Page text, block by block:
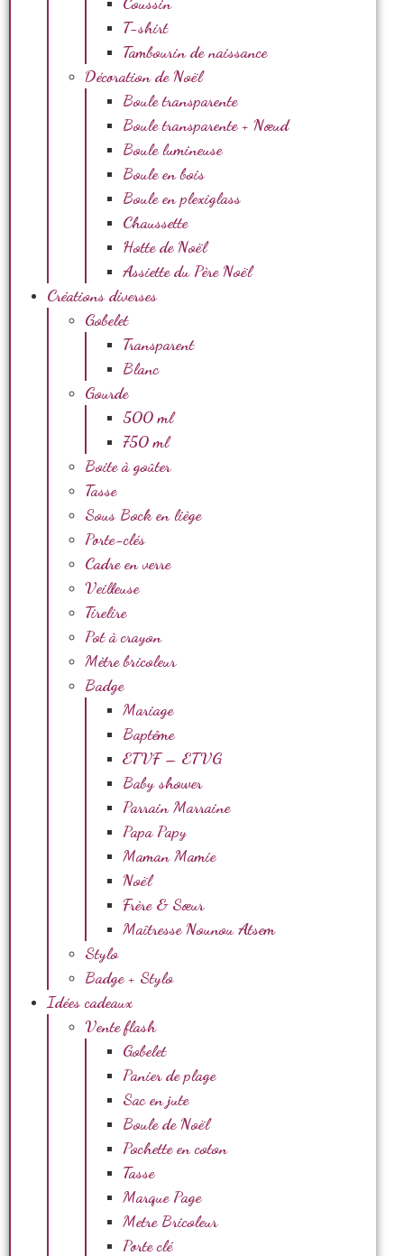
T-shirt
Tambourin de naissance
Décoration de Noël
Boule transparente
Boule transparente + Nœud
Boule lumineuse
Boule en bois
Boule en plexiglass
Chaussette
Hotte de Noël
Assiette du Père Noël
Créations diverses
Gobelet
Transparent
Blanc
Gourde
500 ml
750 ml
Boite à goûter
Tasse
Sous Bock en liège
Porte-clés
Cadre en verre
Veilleuse
Tirelire
Pot à crayon
Mètre bricoleur
Badge
Mariage
Baptême
ETVF – ETVG
Baby shower
Parrain Marraine
Papa Papy
Maman Mamie
Noël
Frère & Sœur
Maîtresse Nounou Atsem
Stylo
Badge + Stylo
Idées cadeaux
Vente flash
Gobelet
Panier de plage
Sac en jute
Boule de Noël
Pochette en coton
Tasse
Marque Page
Metre Bricoleur
Porte clé